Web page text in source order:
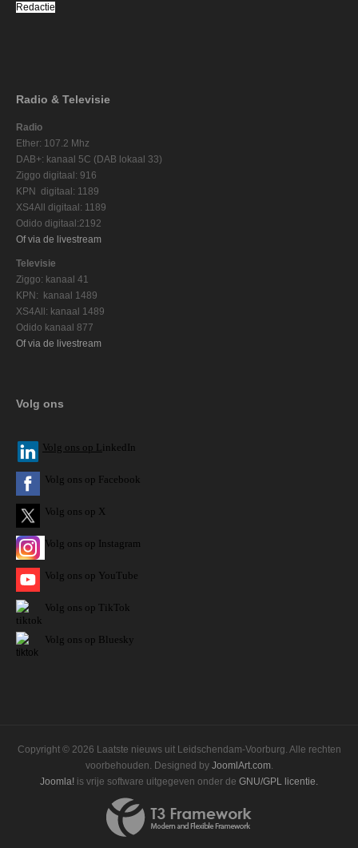
Redactie
Radio & Televisie
Radio
Ether: 107.2 Mhz
DAB+: kanaal 5C (DAB lokaal 33)
Ziggo digitaal: 916
KPN digitaal: 1189
XS4All digitaal: 1189
Odido digitaal:2192
Of via de livestream
Televisie
Ziggo: kanaal 41
KPN: kanaal 1489
XS4All: kanaal 1489
Odido kanaal 877
Of via de livestream
Volg ons
Volg ons op L inkedIn
Volg ons op Facebook
Volg ons op X
Volg ons op Instagram
Volg ons op YouTube
Volg ons op TikTok
Volg ons op Bluesky
Copyright © 2026 Laatste nieuws uit Leidschendam-Voorburg. Alle rechten
voorbehouden. Designed by JoomlArt.com.
Joomla! is vrije software uitgegeven onder de GNU/GPL licentie.